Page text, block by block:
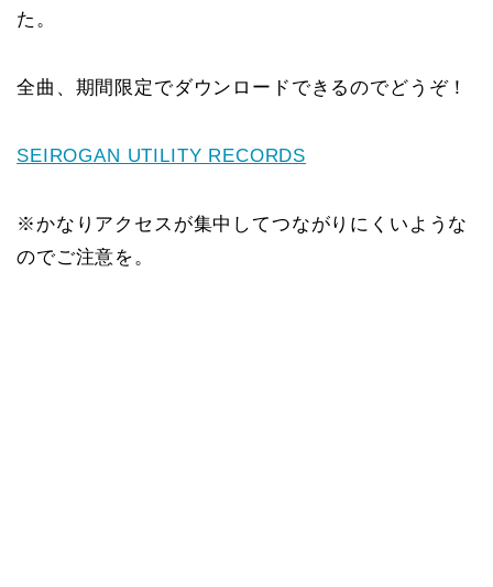
た。
全曲、期間限定でダウンロードできるのでどうぞ！
SEIROGAN UTILITY RECORDS
※かなりアクセスが集中してつながりにくいような
のでご注意を。